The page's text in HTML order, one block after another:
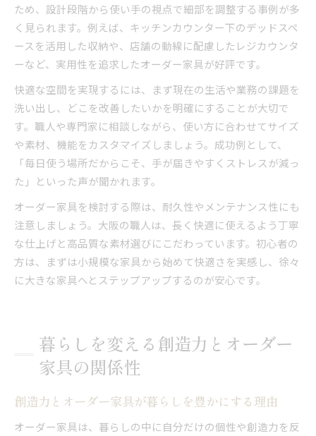
ため、設計段階から使い手の視点で細部を調整する事例が多
く見られます。例えば、キッチンカウンター下のデッドスペ
ースを活用した収納や、店舗の動線に配慮したレジカウンタ
ーなど、実用性を追求したオーダー家具が好評です。
快適な空間を実現するには、まず現在の生活や業務の課題を
洗い出し、どこを改善したいかを明確にすることが大切で
す。職人や専門家に相談しながら、使い方に合わせてサイズ
や素材、機能をカスタマイズしましょう。成功例として、
「毎日使う場所だからこそ、手が届きやすくストレスが減っ
た」といった声が聞かれます。
オーダー家具を検討する際は、耐久性やメンテナンス性にも
注意しましょう。大阪の職人は、長く快適に使えるよう丁寧
な仕上げと高品質な素材選びにこだわっています。初心者の
方は、まずは小規模な家具から始めて快適さを実感し、徐々
に大きな家具へとステップアップするのが安心です。
暮らしを変える創造力とオーダー
家具の関係性
創造力とオーダー家具が暮らしを豊かにする理由
オーダー家具は、暮らしの中に自分だけの個性や創造力を反